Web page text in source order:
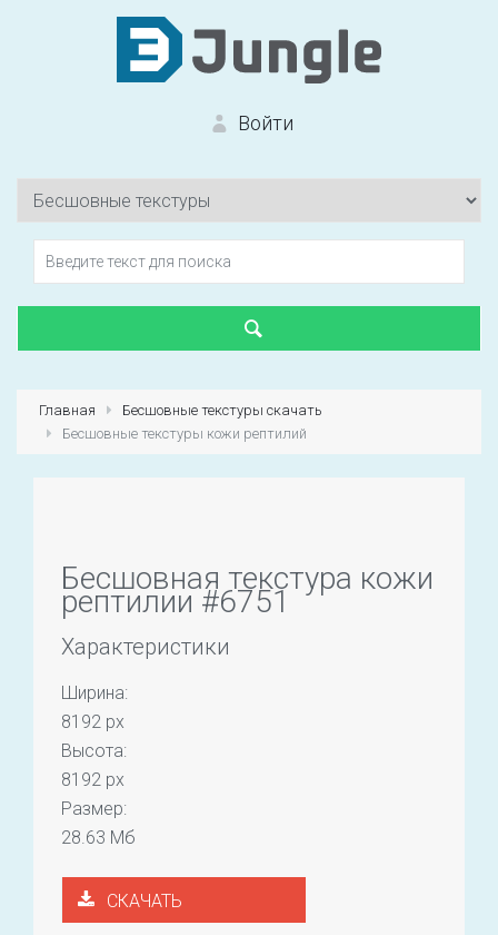
Войти
Вход на сайт
Первый раз? Зарегистрироваться
Главная
Бесшовные текстуры скачать
Бесшовные текстуры кожи рептилий
Бесшовная текстура кожи
рептилии #6751
Характеристики
Ширина:
8192 px
Высота:
8192 px
Размер:
28.63 Мб
СКАЧАТЬ